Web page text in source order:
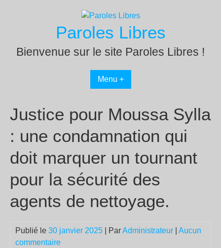
Paroles Libres
Bienvenue sur le site Paroles Libres !
Menu +
Justice pour Moussa Sylla
: une condamnation qui
doit marquer un tournant
pour la sécurité des
agents de nettoyage.
Publié le 30 janvier 2025 | ParAdministrateur
Aucun
commentaire